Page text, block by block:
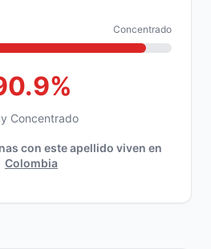
Concentrado
Concentrado
con este apellido viven en
Colombia